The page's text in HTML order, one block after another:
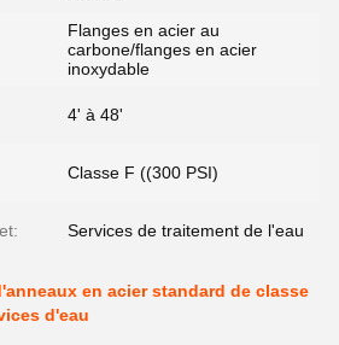
Flanges en acier au
carbone/flanges en acier
inoxydable
4' à 48'
Classe F ((300 PSI)
Services de traitement de l'eau
en acier standard de classe
d'eau